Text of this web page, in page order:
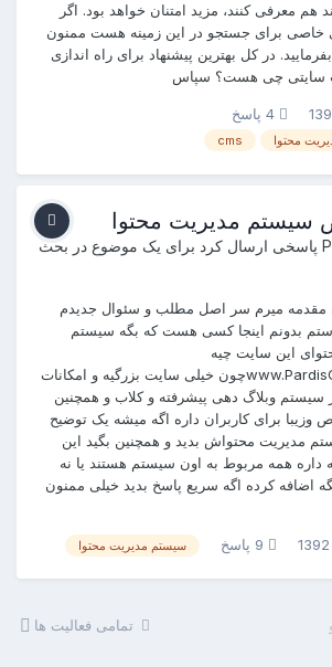
هم معرفی کنند، مزید امتنان خواهد بود. اگر
خاصی برای جستجو در این زمینه هست ممنون
در کل بهترین پیشنهاد برای راه اندازی
سایتی چی هست؟ سپاس
محتوا cms
مدیریت محتوا
پاسخی ارسال کرد برای یک موضوع در بحث
مقدمه میرم سر اصل مطلب و سئوال جدیدم
بدونم اینجا کسی هست که بگه سیستم
این سایت چیه
www.PardisGame.Netچون خیلی سایت بزرگیه و امکانات
سیستم وبلاگ دهی پیشرفته و کلاب و همچنین
وزیبا برای کاربران داره اگه میشه یک توضیح
مدیریت محتواش بدید و همچنین بگید این
داره همه مربوط به اون سیستم هستند یا نه
اضافه کرده اگه سریع پاسخ بدید خیلی ممنون
سیستم مدیریت محتوا
تمامی فعالیت ها